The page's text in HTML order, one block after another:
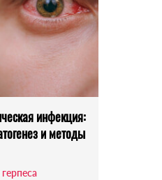
инфекция:
и методы